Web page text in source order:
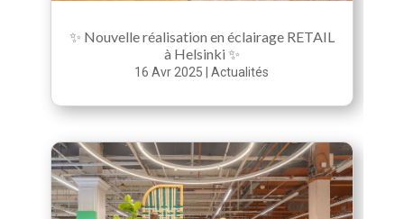
✨ Nouvelle réalisation en éclairage RETAIL
à Helsinki ✨
16 Avr 2025 |Actualités